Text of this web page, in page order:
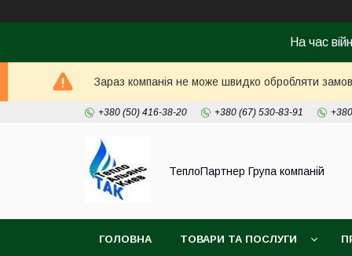
На час
Зараз компанія не може швидко обробляти
+380 (50) 416-38-20 +380 (67) 530-83-91
ТеплоПартнер Група компаній
ГОЛОВНА ТОВАРИ ТА ПОСЛУГИ